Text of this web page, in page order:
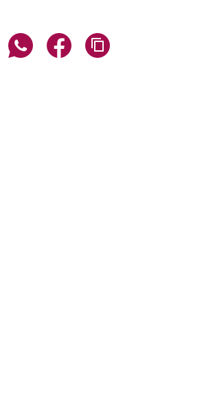
Seite über E-Mail teilen
Seite über WhatsApp teilen (externer
Seite über Facebook teilen